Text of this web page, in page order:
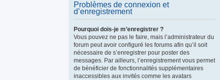
Problèmes de connexion et
d’enregistrement
Pourquoi dois-je m’enregistrer ?
Vous pouvez ne pas le faire, mais l’administrateur du
forum peut avoir configuré les forums afin qu’il soit
nécessaire de s’enregistrer pour poster des
messages. Par ailleurs, l’enregistrement vous permet
de bénéficier de fonctionnalités supplémentaires
inaccessibles aux invités comme les avatars